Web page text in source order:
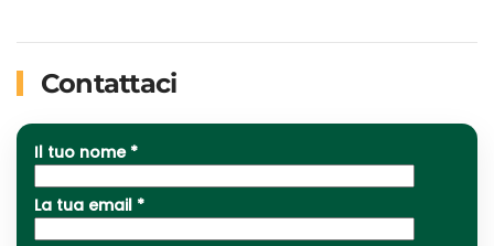
Contattaci
Il tuo nome *
La tua email *